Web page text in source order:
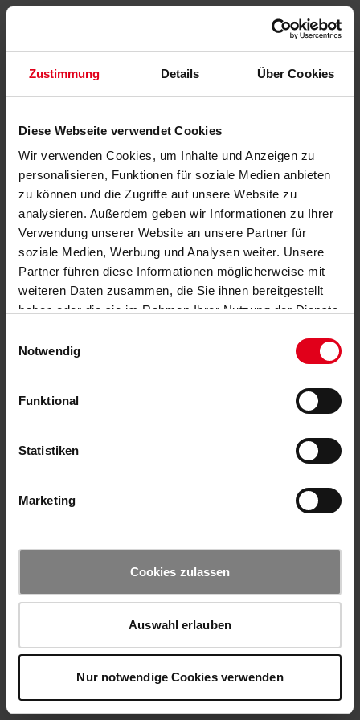
Zustimmung Details Über Cookies
Diese Webseite verwendet Cookies
Wir verwenden Cookies, um Inhalte und Anzeigen zu
personalisieren, Funktionen für soziale Medien anbieten
zu können und die Zugriffe auf unsere Website zu
analysieren. Außerdem geben wir Informationen zu Ihrer
Verwendung unserer Website an unsere Partner für
soziale Medien, Werbung und Analysen weiter. Unsere
Partner führen diese Informationen möglicherweise mit
weiteren Daten zusammen, die Sie ihnen bereitgestellt
haben oder die sie im Rahmen Ihrer Nutzung der Dienste
Notwendig
Funktional
Statistiken
Marketing
Cookies zulassen
Auswahl erlauben
Nur notwendige Cookies verwenden